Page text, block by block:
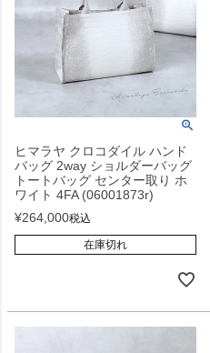
ヒマラヤ クロコダイル ハンド
バッグ 2way ショルダーバッグ
トートバッグ センター取り ホ
ワイト 4FA (06001873r)
¥264,000税込
在庫切れ